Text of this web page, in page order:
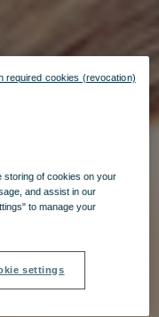
storing of cookies on your
and assist in our
to manage your
settings
required cookies (revocation)